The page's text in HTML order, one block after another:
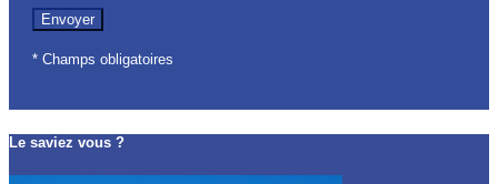
* Champs obligatoires
Le saviez vous ?